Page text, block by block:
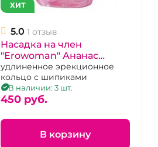
ХИТ
5.0 1 отзыв
Насадка на член
"Erowoman" Ананас
открытая
удлиненное эрекционное
кольцо с шипиками
В наличии: 3 шт.
450 pуб.
В корзину